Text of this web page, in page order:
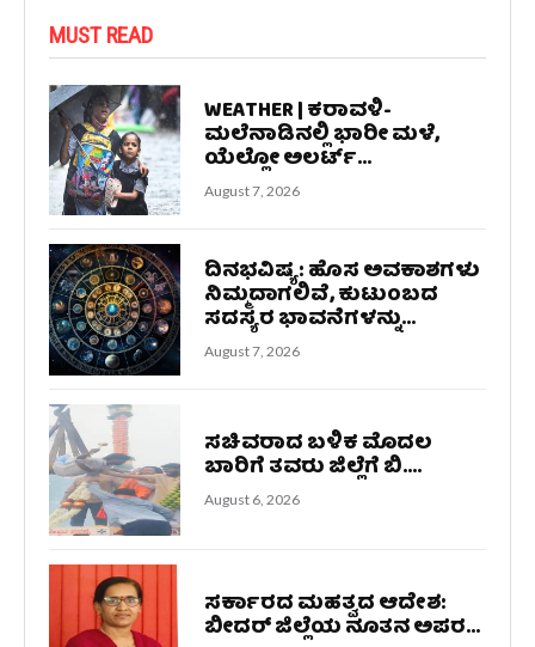
MUST READ
WEATHER | ಕರಾವಳಿ-
ಮಲೆನಾಡಿನಲ್ಲಿ ಭಾರೀ ಮಳೆ,
ಯೆಲ್ಲೋ ಅಲರ್ಟ್‌...
August 7, 2026
ದಿನಭವಿಷ್ಯ: ಹೊಸ ಅವಕಾಶಗಳು
ನಿಮ್ಮದಾಗಲಿವೆ, ಕುಟುಂಬದ
ಸದಸ್ಯರ ಭಾವನೆಗಳನ್ನು...
August 7, 2026
ಸಚಿವರಾದ ಬಳಿಕ ಮೊದಲ
ಬಾರಿಗೆ ತವರು ಜಿಲ್ಲೆಗೆ ಬಿ....
August 6, 2026
ಸರ್ಕಾರದ ಮಹತ್ವದ ಆದೇಶ:
ಬೀದರ್ ಜಿಲ್ಲೆಯ ನೂತನ ಅಪರ...